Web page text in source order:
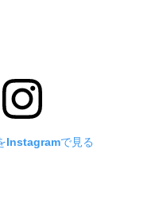
Instagramで見る